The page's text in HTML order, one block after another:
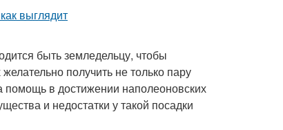
быть земледельцу, чтобы
получить не только пару
помощь в достижении наполеоновских
и недостатки у такой посадки